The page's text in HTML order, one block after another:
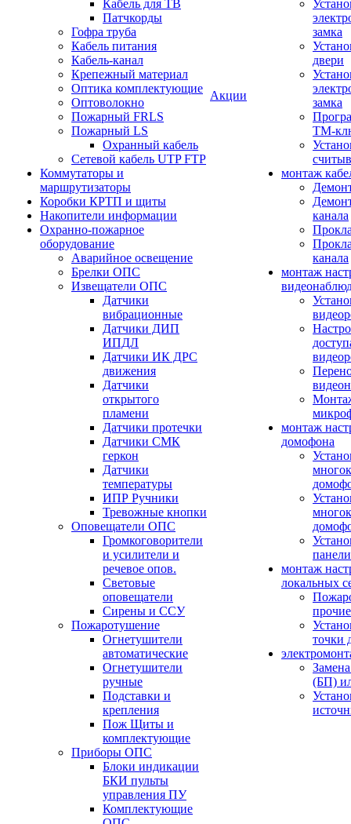
Кабель для ТВ
Патчкорды
Гофра труба
Кабель питания
Кабель-канал
Крепежный материал
Оптика комплектующие
Оптоволокно
Пожарный FRLS
Пожарный LS
Охранный кабель
Сетевой кабель UTP FTP
Коммутаторы и
маршрутизаторы
Коробки КРТП и щиты
Накопители информации
Охранно-пожарное
оборудование
Аварийное освещение
Брелки ОПС
Извещатели ОПС
Датчики
вибрационные
Датчики ДИП
ИПДЛ
Датчики ИК ДРС
движения
Датчики
открытого
пламени
Датчики протечки
Датчики СМК
геркон
Датчики
температуры
ИПР Ручники
Тревожные кнопки
Оповещатели ОПС
Громкоговорители
и усилители и
речевое опов.
Световые
оповещатели
Сирены и ССУ
Пожаротушение
Огнетушители
автоматические
Огнетушители
ручные
Подставки и
крепления
Пож Щиты и
комплектующие
Приборы ОПС
Блоки индикации
БКИ пульты
управления ПУ
Комплектующие
Акции
замка
двери
замка
ТМ-
монтаж
канала
канала
монтаж
монтаж
домофона
панели
монтаж
локальных
точки
(БП)